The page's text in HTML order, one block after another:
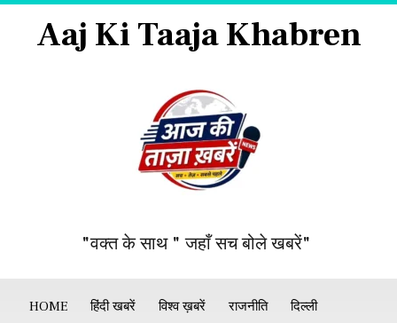
Aaj Ki Taaja Khabren
"वक्त के साथ " जहाँ सच बोले खबरें"
HOME हिंदी खबरें विश्व ख़बरें राजनीति दिल्ली